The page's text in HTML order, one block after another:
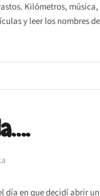
Kilómetros,
y leer los nombres
día en que decidí abrir